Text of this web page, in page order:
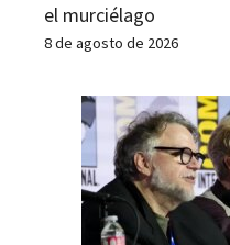
el murciélago
8 de agosto de 2026